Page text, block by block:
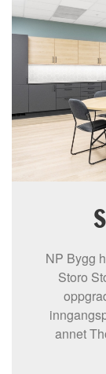
NP Bygg
Storo
annet